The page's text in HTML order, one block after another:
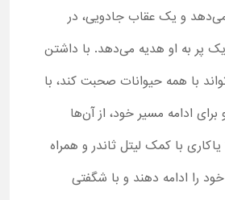
و یک عقاب جادویی، در
پر به او هدیه می‌دهد. با داشتن
با همه حیوانات صحبت کند، با
ادامه مسیر خود، از آن‌ها
با کمک لیتل ثاندر و همراه
خود را ادامه دهند و با شگفتی